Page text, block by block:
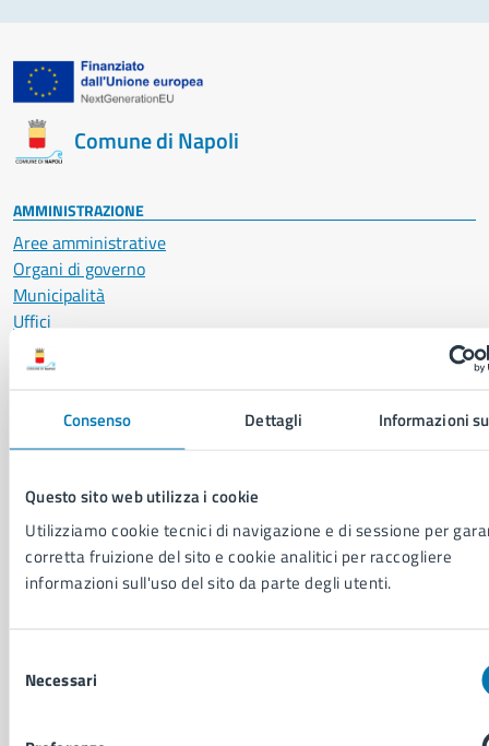
Consenso Dettagli Informazioni
Questo sito web utilizza i cookie
Utilizziamo cookie tecnici di navigazione e di sessione per
corretta fruizione del sito e cookie analitici per raccogliere
informazioni sull'uso del sito da parte degli utenti.
delNecessari
Comune di Napoli
AMMINISTRAZIONE
Aree amministrative
Organi di governo
Municipalità
Uffici
Enti e fondazioni
Politici
Documenti e dati
Intranet, posta aziendale e protocollo
CATEGORIE DI SERVIZIO
Ambiente
Anagrafe e stato civile
Educazione e formazione